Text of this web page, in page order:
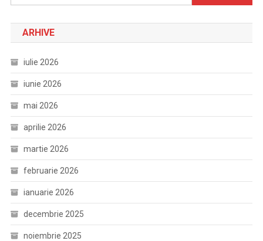
după:
ARHIVE
iulie 2026
iunie 2026
mai 2026
aprilie 2026
martie 2026
februarie 2026
ianuarie 2026
decembrie 2025
noiembrie 2025